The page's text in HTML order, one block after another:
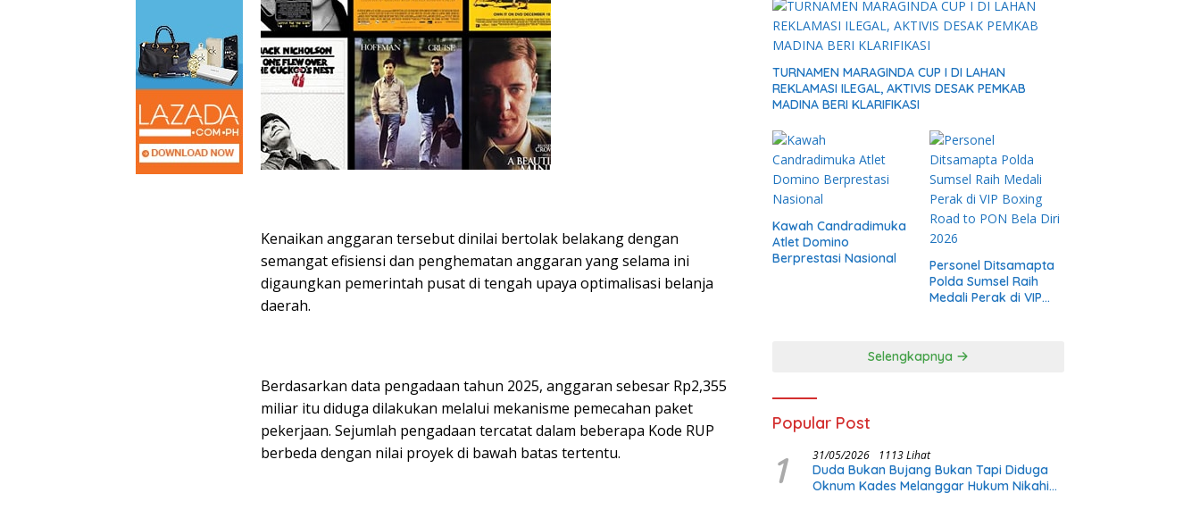
Kenaikan anggaran tersebut dinilai bertolak belakang dengan
semangat efisiensi dan penghematan anggaran yang selama ini
digaungkan pemerintah pusat di tengah upaya optimalisasi belanja
daerah.
Berdasarkan data pengadaan tahun 2025, anggaran sebesar Rp2,355
miliar itu diduga dilakukan melalui mekanisme pemecahan paket
pekerjaan. Sejumlah pengadaan tercatat dalam beberapa Kode RUP
berbeda dengan nilai proyek di bawah batas tertentu.
TURNAMEN MARAGINDA CUP I DI LAHAN
REKLAMASI ILEGAL, AKTIVIS DESAK PEMKAB
MADINA BERI KLARIFIKASI
Kawah Candradimuka
Atlet Domino
Berprestasi Nasional
Personel Ditsamapta
Polda Sumsel Raih
Medali Perak di VIP
Selengkapnya
Popular Post
1 31/05/2026 1113 Lihat
Duda Bukan Bujang Bukan Tapi Diduga
Oknum Kades Melanggar Hukum Nikahi